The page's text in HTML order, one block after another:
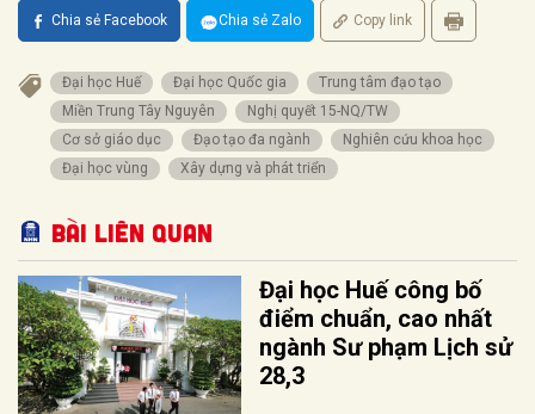
Chia sẻ Facebook Chia sẻ Zalo Copy link
Đại học Huế Đại học Quốc gia
Trung tâm đạo tạo
Miền Trung Tây Nguyên
Nghị quyết 15-NQ/TW
Cơ sở giáo dục
Đạo tạo đa ngành
Nghiên cứu khoa học
Đại học vùng
Xây dựng và phát triển
Bài liên quan
Đại học Huế công bố
điểm chuẩn, cao nhất
ngành Sư phạm Lịch sử
28,3